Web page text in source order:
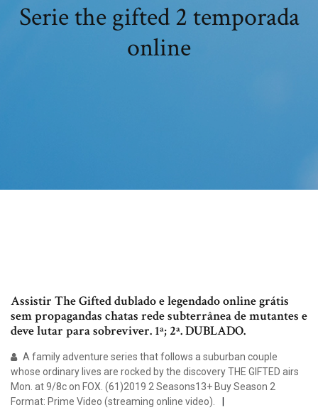
Serie the gifted 2 temporada
online
Assistir The Gifted dublado e legendado online grátis
sem propagandas chatas rede subterrânea de mutantes e
deve lutar para sobreviver. 1ª; 2ª. DUBLADO.
A family adventure series that follows a suburban couple
whose ordinary lives are rocked by the discovery THE GIFTED airs
Mon. at 9/8c on FOX. (61)2019 2 Seasons13+ Buy Season 2
Format: Prime Video (streaming online video).